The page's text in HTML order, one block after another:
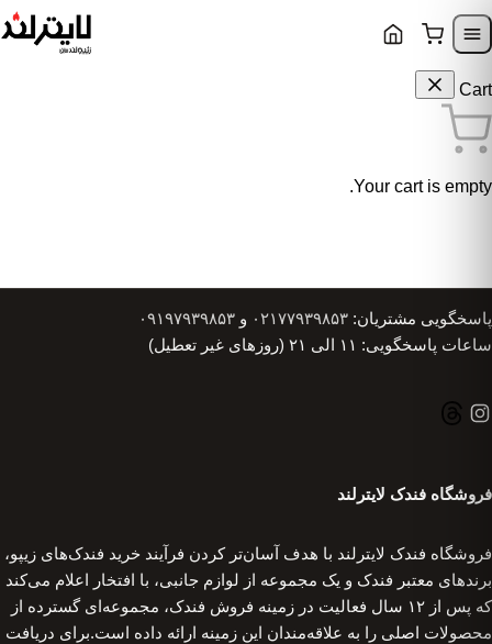
Skip to navigation
Cart
Your cart is empty.
پاسخگویی مشتریان: ۰۲۱۷۷۹۳۹۸۵۳ و ۰۹۱۹۷۹۳۹۸۵۳
ساعات پاسخگویی: ۱۱ الی ۲۱ (روزهای غیر تعطیل)
فروشگاه فندک لایترلند
فروشگاه فندک لایترلند با هدف آسان‌تر کردن فرآیند خرید فندک‌های زیپو،
برندهای معتبر فندک و یک مجموعه از لوازم جانبی، با افتخار اعلام می‌کند
که پس از ۱۲ سال فعالیت در زمینه فروش فندک، مجموعه‌ای گسترده از
محصولات اصلی را به علاقه‌مندان این زمینه ارائه داده است.برای دریافت